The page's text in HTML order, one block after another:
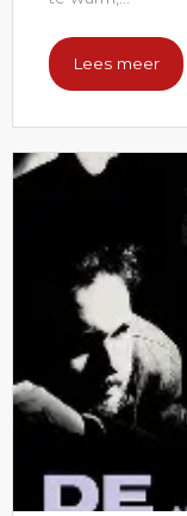
Lees meer